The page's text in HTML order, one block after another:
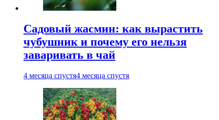
Садовый жасмин: как вырастить
чубушник и почему его нельзя
заваривать в чай
4 месяца спустя4 месяца спустя